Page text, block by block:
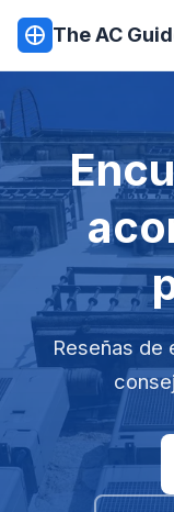
The AC
Reseñas de